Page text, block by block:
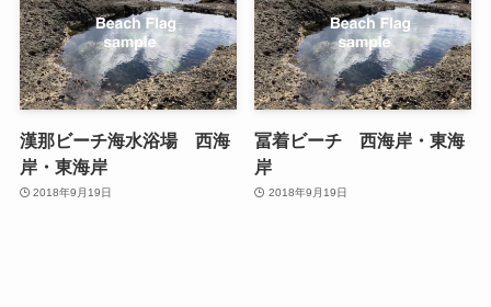
漢那ビーチ海水浴場 西海
岸・東海岸
2018年9月19日
冨着ビーチ 西海岸・東海
岸
2018年9月19日